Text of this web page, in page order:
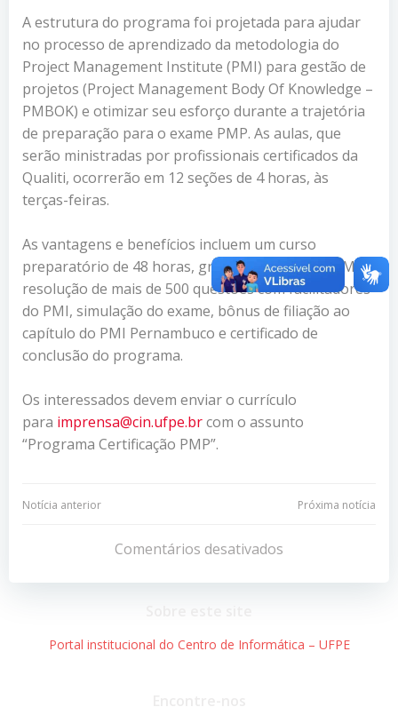
A estrutura do programa foi projetada para ajudar
no processo de aprendizado da metodologia do
Project Management Institute (PMI) para gestão de
projetos (Project Management Body Of Knowledge –
PMBOK) e otimizar seu esforço durante a trajetória
de preparação para o exame PMP. As aulas, que
serão ministradas por profissionais certificados da
Qualiti, ocorrerão em 12 seções de 4 horas, às
terças-feiras.
As vantagens e benefícios incluem um curso
preparatório de 48 horas, grupo de estudo do PMI,
resolução de mais de 500 questões com facilitadores
do PMI, simulação do exame, bônus de filiação ao
capítulo do PMI Pernambuco e certificado de
conclusão do programa.
Os interessados devem enviar o currículo
para imprensa@cin.ufpe.brcom o assunto
“Programa Certificação PMP”.
Navegação
Post
Notícia anterior
Navegação
de
Post
Próxima notícia
Comentários desativados
Portal institucional do Centro de Informática – UFPE